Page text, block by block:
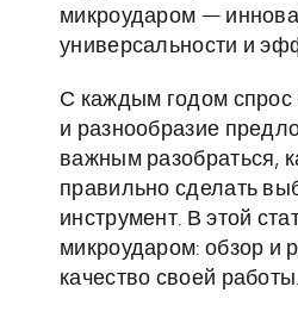
микроударом —
универсальности и
С каждым годом спрос
и разнообразие
важным разобраться,
правильно сделать
инструмент. В этой
микроударом: обзор и
качество своей работы.